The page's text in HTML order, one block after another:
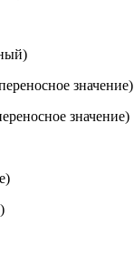
)
значение)
значение)
)
)